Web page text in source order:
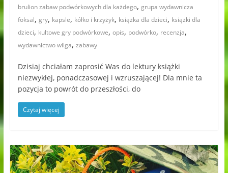
brulion zabaw podwórkowych dla każdego, grupa wydawnicza
foksal, gry, kapsle, kółko i krzyżyk, książka dla dzieci, książki dla
dzieci, kultowe gry podwórkowe, opis, podwórko, recenzja,
wydawnictwo wilga, zabawy
Dzisiaj chciałam zaprosić Was do lektury książki
niezwykłej, ponadczasowej i wzruszającej! Dla mnie ta
pozycja to powrót do przeszłości, do
Czytaj więcej